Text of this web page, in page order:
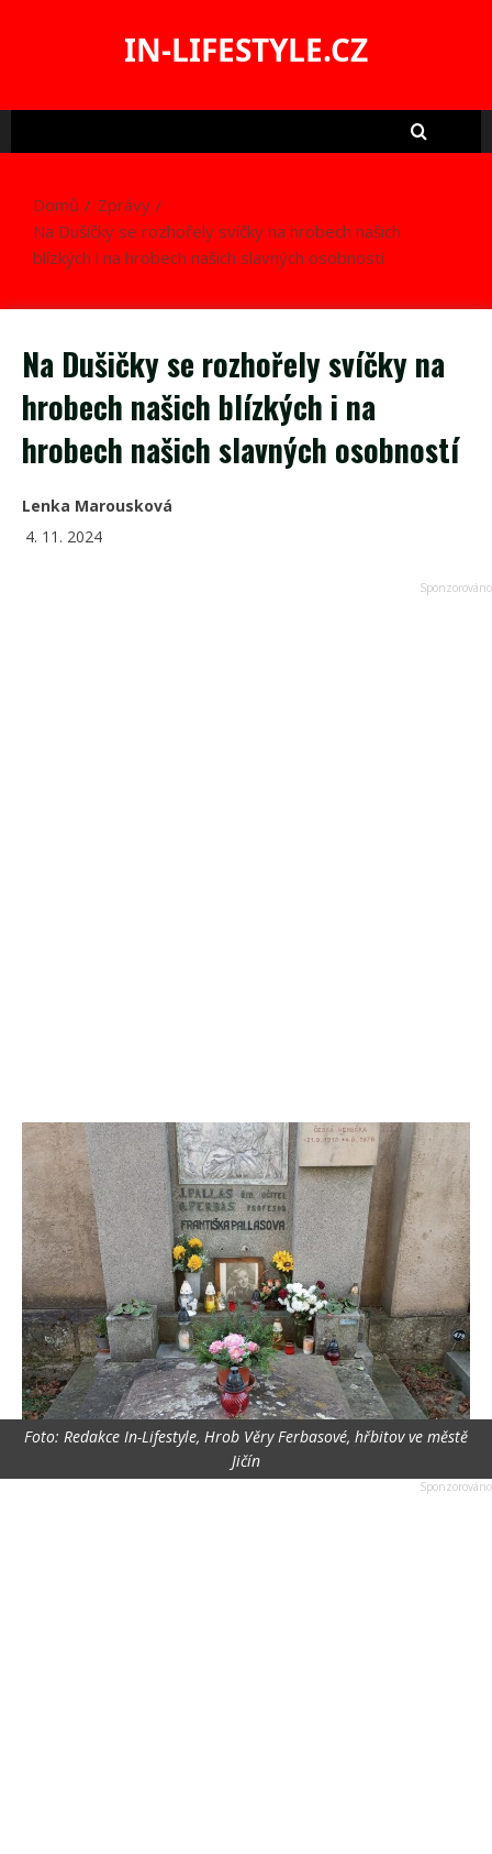
IN-LIFESTYLE.CZ
Domů
Zprávy
Na Dušičky se rozhořely svíčky na hrobech našich
blízkých i na hrobech našich slavných osobností
Na Dušičky se rozhořely svíčky na
hrobech našich blízkých i na
hrobech našich slavných osobností
Lenka Marousková
4. 11. 2024
Foto: Redakce In-Lifestyle, Hrob Věry Ferbasové, hřbitov ve městě
Jičín